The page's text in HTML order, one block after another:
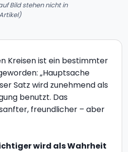
Bild stehen nicht in
Kreisen ist ein bestimmter
„Hauptsache
Satz wird zunehmend als
benutzt. Das
freundlicher – aber
wird als Wahrheit